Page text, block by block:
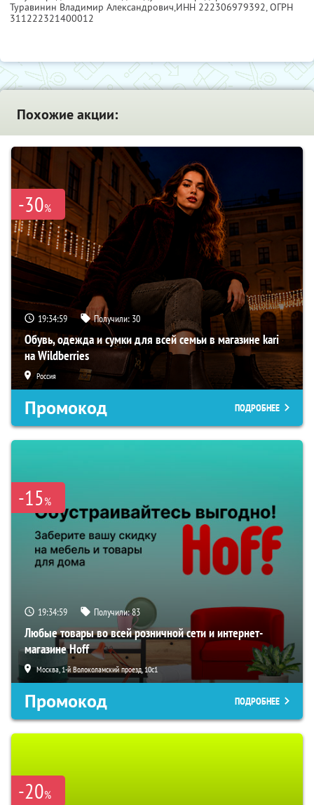
Туравинин Владимир Александрович,ИНН 222306979392, ОГРН
311222321400012
Похожие акции:
-30%
19:34:58 Получили: 30
Обувь, одежда и сумки для всей семьи в магазине kari
на Wildberries
Россия
Промокод ПОДРОБНЕЕ
-15%
19:34:58 Получили:83
Любые товары во всей розничной сети и интернет-
магазине Hoff
Москва, 1-й Волоколамский проезд, 10с1
Промокод ПОДРОБНЕЕ
-20%